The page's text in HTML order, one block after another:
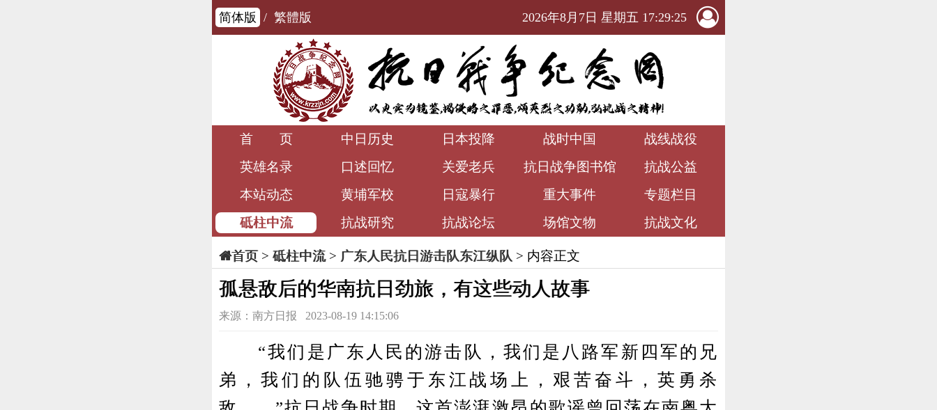
简体版 / 繁體版 2026年8月7日 星期五 17:29:26
首 页 中日历史 日本投降 战时中国
战线战役
英雄名录
口述回忆 关爱老兵 抗日战争图书馆
抗战公益
本站动态
黄埔军校 日寇暴行 重大事件
专题栏目
砥柱中流
抗战研究 抗战论坛 场馆文物 抗战文化
首页> 砥柱中流> 广东人民抗日游击队东江纵队 > 内容正文
孤悬敌后的华南抗日劲旅，有这些动人故事
来源：南方日报 2023-08-19 14:15:06
“我们是广东人民的游击队，我们是八路军新四军的兄
弟，我们的队伍驰骋于东江战场上，艰苦奋斗，英勇杀